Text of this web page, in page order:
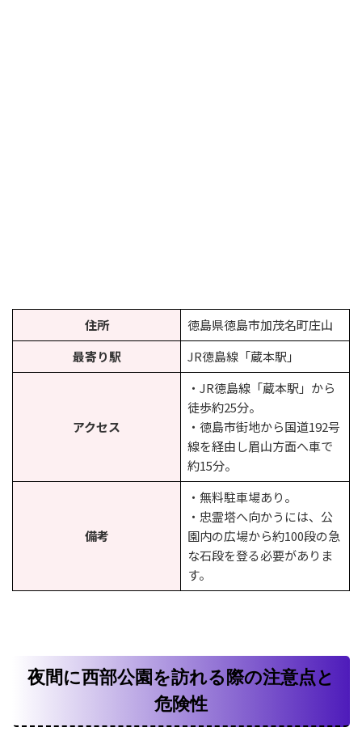
住所
徳島県徳島市加茂名町庄山
最寄り駅
JR徳島線「蔵本駅」
アクセス
・JR徳島線「蔵本駅」から
徒歩約25分。
・徳島市街地から国道192号
線を経由し眉山方面へ車で
約15分。
備考
・無料駐車場あり。
・忠霊塔へ向かうには、公
園内の広場から約100段の急
な石段を登る必要がありま
す。
夜間に西部公園を訪れる際の注意点と
危険性